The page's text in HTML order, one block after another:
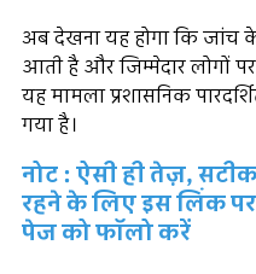
अब देखना यह होगा कि जांच
आती है और जिम्मेदार लोगों पर
यह मामला प्रशासनिक
गया है।
नोट : ऐसी ही तेज़,
रहने के लिए इस लिंक
पेज को फॉलो करें